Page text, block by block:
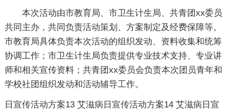
本次活动由市教育局、市卫生计生局、共青团xx委员
共同主办，共同负责活动策划、方案制定及经费保障等。
市教育局具体负责本次活动的组织发动、资料收集和统筹
协调工作；市卫生计生局负责提供专业技术支持、专业讲
师和相关宣传资料；共青团xx委员会负责本次团员青年和
学校社团组织发动和活动辅导工作。
日宣传活动方案13 艾滋病日宣传活动方案14 艾滋病日宣